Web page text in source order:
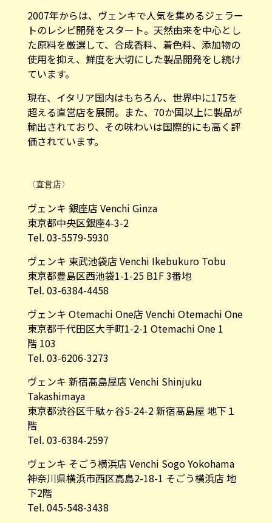
2007年からは、ヴェンキで人気を集めるジェラー
トのレシピ開発をスタート。天然由来を中心とし
た原料を厳選して、合成香料、着色料、添加物の
使用を抑え、鮮度を大切にした製品開発をし続け
ています。
現在、イタリア国内はもちろん、世界中に175を
超える直営店を展開。また、70か国以上に製品が
輸出されており、その味わいは国際的にも高く評
価されています。
〈直営店〉
ヴェンキ 銀座店 Venchi Ginza
東京都中央区銀座4-3-2
Tel. 03-5579-5930
ヴェンキ 東武池袋店 Venchi Ikebukuro Tobu
東京都豊島区西池袋1-1-25 B1F 3番地
Tel. 03-6384-4458
ヴェンキ Otemachi One店 Venchi Otemachi One
東京都千代田区大手町1-2-1 Otemachi One 1
階 103
Tel. 03-6206-3273
ヴェンキ 新宿髙島屋店 Venchi Shinjuku
Takashimaya
東京都渋谷区千駄ヶ谷5-24-2 新宿髙島屋 地下１
階
Tel. 03-6384-2597
ヴェンキ そごう横浜店 Venchi Sogo Yokohama
神奈川県横浜市西区高島2-18-1 そごう横浜店 地
下2階
Tel. 045-548-3438